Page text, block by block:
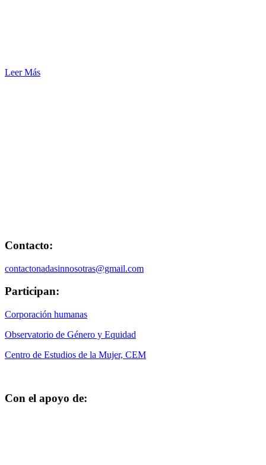
Leer Más
Contacto:
contactonadasinnosotras@gmail.com
Participan:
Corporación humanas
Observatorio de Género y Equidad
Centro de Estudios de la Mujer, CEM
Con el apoyo de: